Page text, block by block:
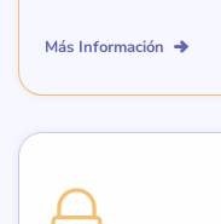
Más Información